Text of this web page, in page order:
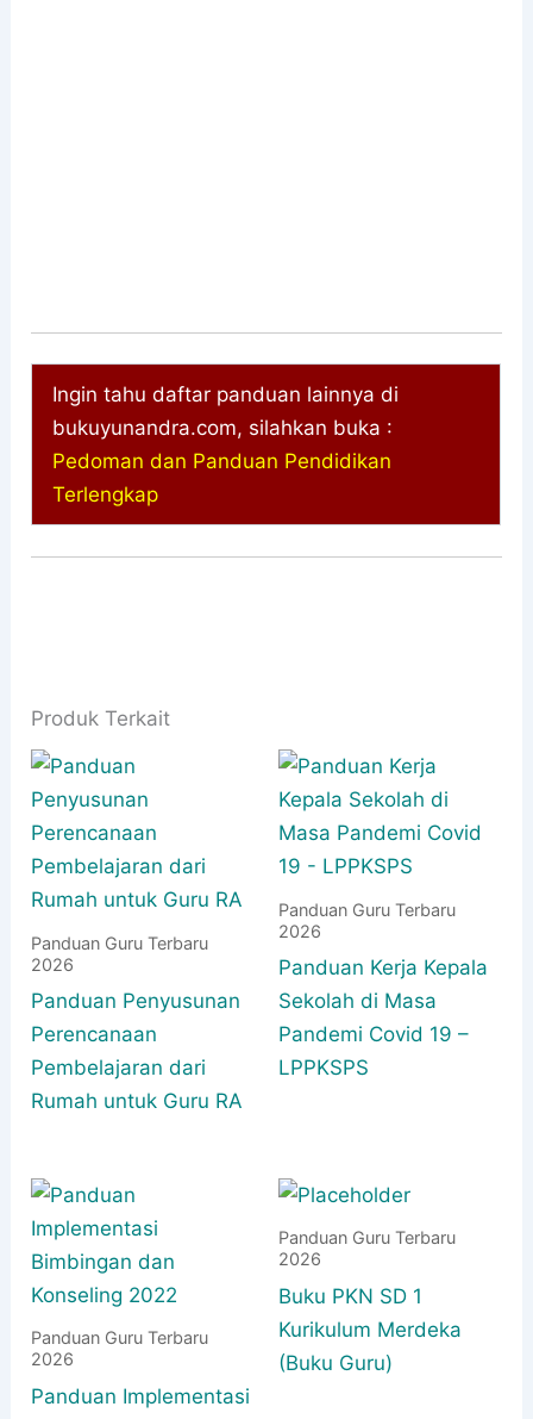
Ingin tahu daftar panduan lainnya di
bukuyunandra.com, silahkan buka :
Pedoman dan Panduan Pendidikan
Terlengkap
Produk Terkait
Panduan Guru Terbaru
2026
Panduan Penyusunan
Perencanaan
Pembelajaran dari
Rumah untuk Guru RA
Panduan Guru Terbaru
2026
Panduan Kerja Kepala
Sekolah di Masa
Pandemi Covid 19 –
LPPKSPS
Panduan Guru Terbaru
2026
Panduan Implementasi
Panduan Guru Terbaru
2026
Buku PKN SD 1
Kurikulum Merdeka
(Buku Guru)